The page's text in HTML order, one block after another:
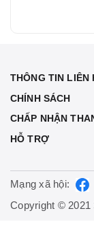
THÔNG TIN LIÊN
CHÍNH SÁCH
CHẤP NHẬN
HỖ TRỢ
Mạng xã hội:
Copyright © 2021